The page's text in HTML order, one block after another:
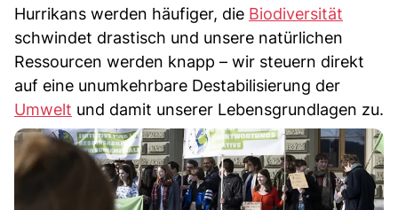
Hurrikans werden häufiger, die Biodiversität
schwindet drastisch und unsere natürlichen
Ressourcen werden knapp – wir steuern direkt
auf eine unumkehrbare Destabilisierung der
Umwelt und damit unserer Lebensgrundlagen zu.